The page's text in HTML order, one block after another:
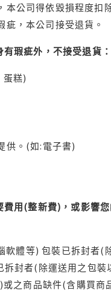
公司得依毀損程度扣
，本公司接受退貨。
瑕疵外，不接受退貨：
蛋糕)
供。(如:電子書)
用(整新費)，或影響
體等) 包裝已拆封者(
封者(除運送用之包裝
之商品缺件(含購買商